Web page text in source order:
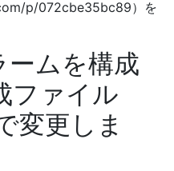
p/072cbe35bc89）を
ームを構成
ファイル
変更しま